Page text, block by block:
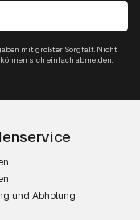
mit größter Sorgfalt. Nicht
sich einfach abmelden.
und Abholung